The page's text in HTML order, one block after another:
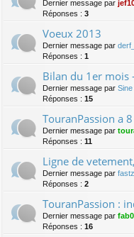
Dernier message par
Réponses : 3
Voeux 2013
Dernier message par
Réponses : 1
Bilan du 1er mois
Dernier message par Sine
Réponses : 15
TouranPassion a
Dernier message par
Réponses : 11
Ligne de
Dernier message par
Réponses : 2
TouranPassion :
Dernier message par
Réponses : 16